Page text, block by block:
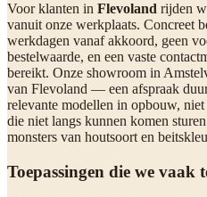
Voor klanten in Flevoland rijden
vanuit onze werkplaats. Concreet
werkdagen vanaf akkoord, geen
bestelwaarde, en een vaste
bereikt. Onze showroom in
van Flevoland — een afspraak
relevante modellen in opbouw,
die niet langs kunnen komen
monsters van houtsoort en
Toepassingen die we vaak